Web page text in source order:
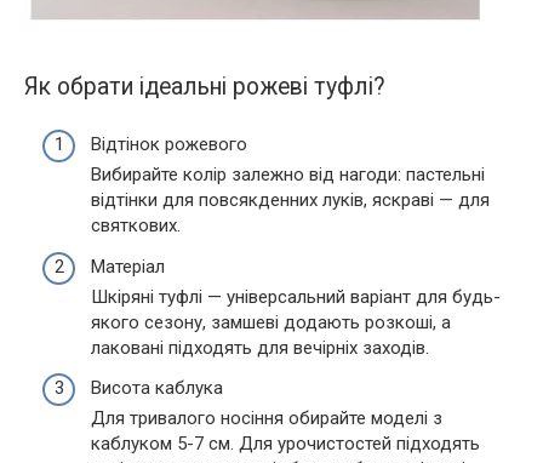
Як обрати ідеальні рожеві туфлі?
Відтінок рожевого
Вибирайте колір залежно від нагоди: пастельні
відтінки для повсякденних луків, яскраві — для
святкових.
Матеріал
Шкіряні туфлі — універсальний варіант для будь-
якого сезону, замшеві додають розкоші, а
лаковані підходять для вечірніх заходів.
Висота каблука
Для тривалого носіння обирайте моделі з
каблуком 5-7 см. Для урочистостей підходять